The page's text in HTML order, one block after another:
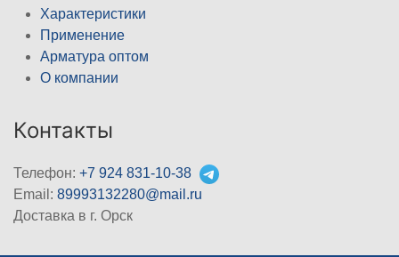
Характеристики
Применение
Арматура оптом
О компании
Контакты
Телефон: +7 924 831-10-38
Email: 89993132280@mail.ru
Доставка в г. Орск